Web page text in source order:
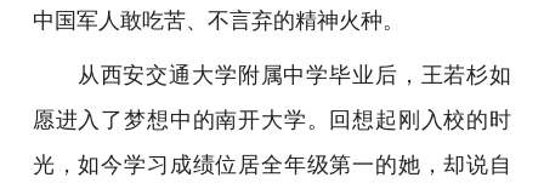
中国军人敢吃苦、不言弃的精神火种。
从西安交通大学附属中学毕业后，王若杉如
愿进入了梦想中的南开大学。回想起刚入校的时
光，如今学习成绩位居全年级第一的她，却说自